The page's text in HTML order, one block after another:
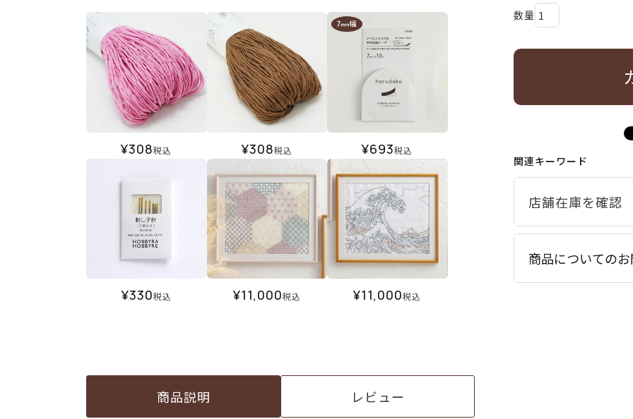
¥308税込 ¥308税込 ¥693税込
¥330税込 ¥11,000税込 ¥11,000税込
商品説明 レビュー
関連キーワード
商品についての